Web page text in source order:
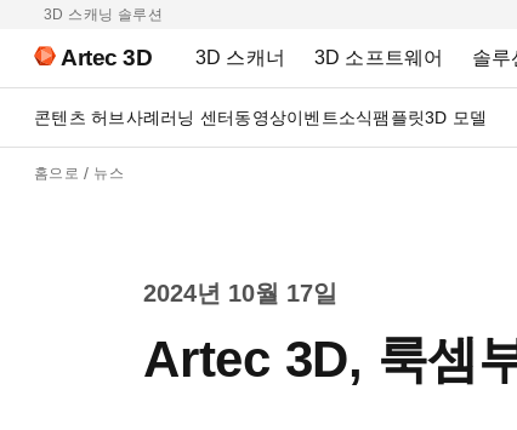
3D 스캐닝 솔루션
Artec 3D 3D 스캐너 3D 소프트웨어 솔루
콘텐츠 허브사례러닝 센터동영상이벤트소식팸플릿3D 모델
홈으로 뉴스
2024년 10월 17일
Artec 3D, 룩셈